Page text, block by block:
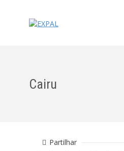
Cairu
Partilhar